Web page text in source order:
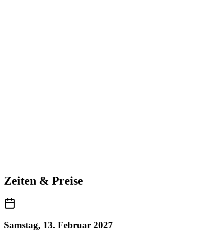
Zeiten & Preise
Samstag, 13. Februar 2027